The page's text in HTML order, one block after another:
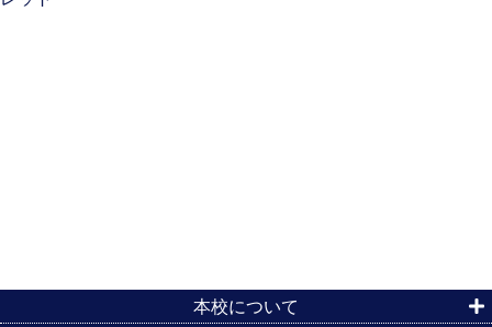
本校について